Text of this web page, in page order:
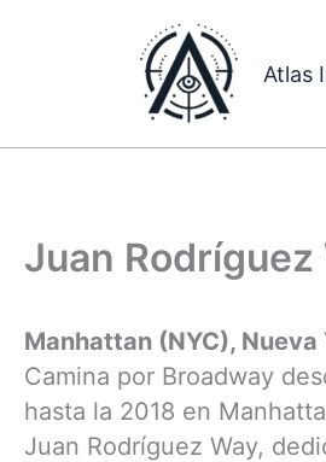
Atlas
Juan Rodríguez
Manhattan (NYC), Nueva
Camina por Broadway
hasta la 2018 en
Juan Rodríguez Way,